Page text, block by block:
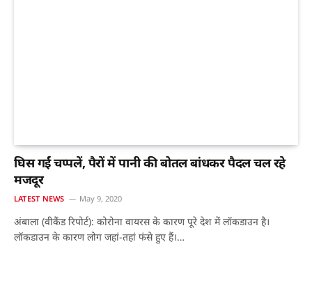
घिस गईं चप्पलें, पैरों में पानी की बोतल बांधकर पैदल चल रहे
मजदूर
LATEST NEWS May 9, 2020
अंबाला (वीकैंड रिपोर्ट): कोरोना वायरस के कारण पूरे देश में लॉकडाउन है।
लॉकडाउन के कारण लोग जहां-तहां फंसे हुए हैं।…